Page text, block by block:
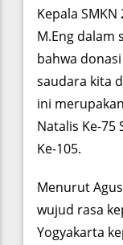
Kepala
M.Eng dalam
bahwa
saudara kita
ini
Natalis Ke-75
Ke-105.
Menurut
wujud rasa
Yogyakarta